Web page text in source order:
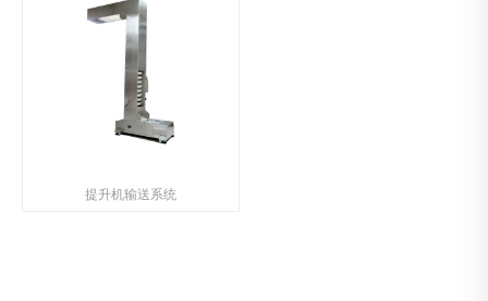
提升机输送系统